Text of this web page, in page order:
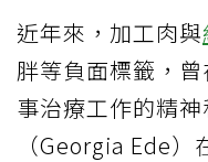
近年來，加工肉與
胖等負面標籤，
事治療工作的精
（Georgia Ede）